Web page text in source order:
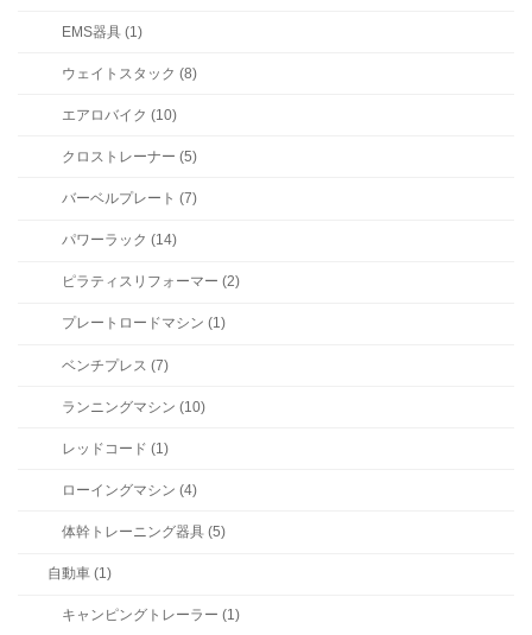
EMS器具 (1)
ウェイトスタック (8)
エアロバイク (10)
クロストレーナー (5)
バーベルプレート (7)
パワーラック (14)
ピラティスリフォーマー (2)
プレートロードマシン (1)
ベンチプレス (7)
ランニングマシン (10)
レッドコード (1)
ローイングマシン (4)
体幹トレーニング器具 (5)
自動車 (1)
キャンピングトレーラー (1)